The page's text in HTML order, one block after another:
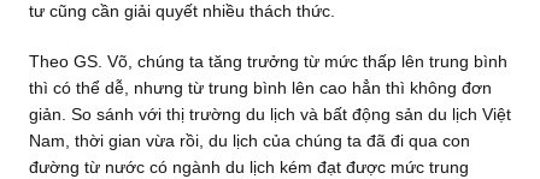
tư cũng cần giải quyết nhiều thách thức.
Theo GS. Võ, chúng ta tăng trưởng từ mức thấp lên trung bình
thì có thể dễ, nhưng từ trung bình lên cao hẳn thì không đơn
giản. So sánh với thị trường du lịch và bất động sản du lịch Việt
Nam, thời gian vừa rồi, du lịch của chúng ta đã đi qua con
đường từ nước có ngành du lịch kém đạt được mức trung